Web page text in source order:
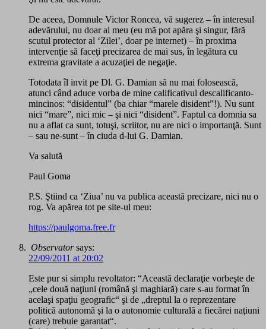
De aceea, Domnule Victor Roncea, vă sugerez – în interesul
adevărului, nu doar al meu (eu mă pot apăra şi singur, fără
scutul protector al ‘Zilei’, doar pe internet) – în proxima
intervenţie să faceţi precizarea de mai sus, în legătura cu
extrema gravitate a acuzaţiei de negaţie.
Totodata îl invit pe Dl. G. Damian să nu mai folosească,
atunci când aduce vorba de mine calificativul descalificanto-
mincinos: “disidentul” (ba chiar “marele disident”!). Nu sunt
nici “mare”, nici mic – şi nici “disident”. Faptul ca domnia sa
nu a aflat ca sunt, totuşi, scriitor, nu are nici o importanţă. Sunt
– sau ne-sunt – în ciuda d-lui G. Damian.
Va salută
Paul Goma
P.S. Ştiind ca ‘Ziua’ nu va publica această precizare, nici nu o
rog. Va apărea tot pe site-ul meu:
https://paulgoma.free.fr
Observator says:
22/09/2011 at 20:02
Este pur si simplu revoltator: “Această declaraţie vorbeşte de
„cele două naţiuni (română şi maghiară) care s-au format în
acelaşi spaţiu geografic“ şi de „dreptul la o reprezentare
politică autonomă şi la o autonomie culturală a fiecărei naţiuni
(care) trebuie garantat“.